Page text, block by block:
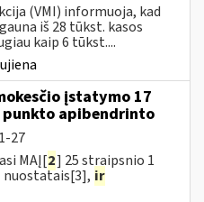
(VMI) informuoja, kad
iš 28 tūkst. kasos
kaip 6 tūkst....
įstatymo 17
punkto apibendrinto
27
MAĮ[2] 25 straipsnio 1
nuostatais[3], ir